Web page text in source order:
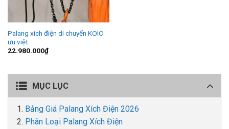
Palang xích điện di chuyển KOIO
ưu việt
22.980.000₫
MỤC LỤC
Bảng Giá Palang Xích Điện 2026
Phân Loại Palang Xích Điện